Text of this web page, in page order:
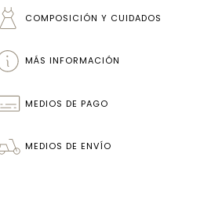
COMPOSICIÓN Y CUIDADOS
MÁS INFORMACIÓN
MEDIOS DE PAGO
MEDIOS DE ENVÍO